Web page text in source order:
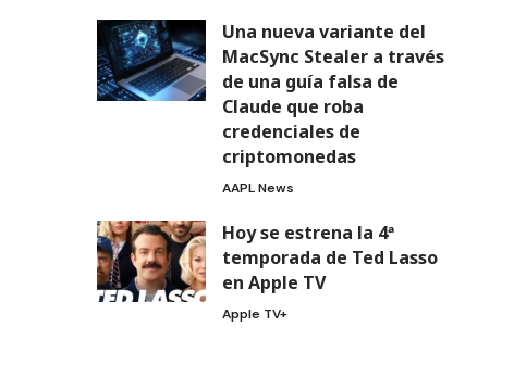
Una nueva variante del
MacSync Stealer a través
de una guía falsa de
Claude que roba
credenciales de
criptomonedas
AAPL News
Hoy se estrena la 4ª
temporada de Ted Lasso
en Apple TV
Apple TV+